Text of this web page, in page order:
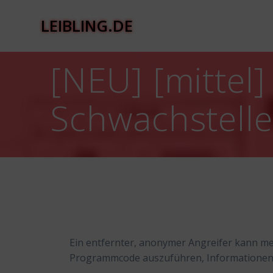
LEIBLING.DE
[NEU]
Ein entfernter, anonymer Angreifer kann
Programmcode auszuführen,